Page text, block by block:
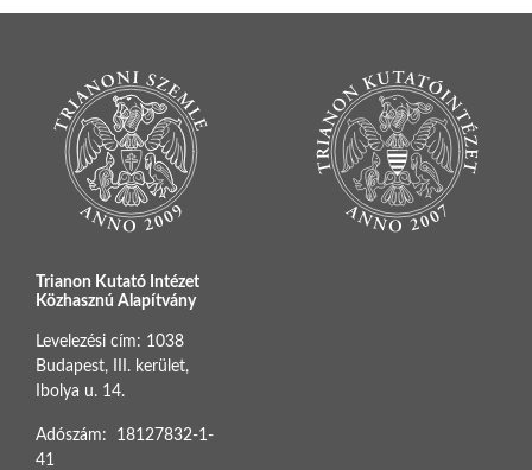
Trianon Kutató Intézet
Közhasznú Alapítvány
Levelezési cím: 1038
Budapest, III. kerület,
Ibolya u. 14.
Adószám: 18127832-1-
41